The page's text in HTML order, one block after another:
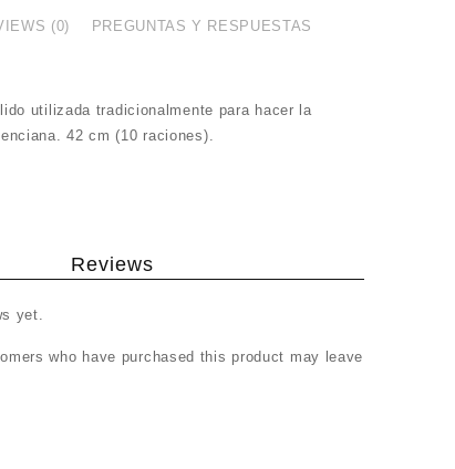
(0) PREGUNTAS Y RESPUESTAS
utilizada tradicionalmente para hacer la
42 cm (10 raciones).
Reviews
yet.
who have purchased this product may leave